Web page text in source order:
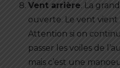
Vent arrière. La
ouverte. Le vent vient
Attention si on
passer les voiles de
mais c’est une